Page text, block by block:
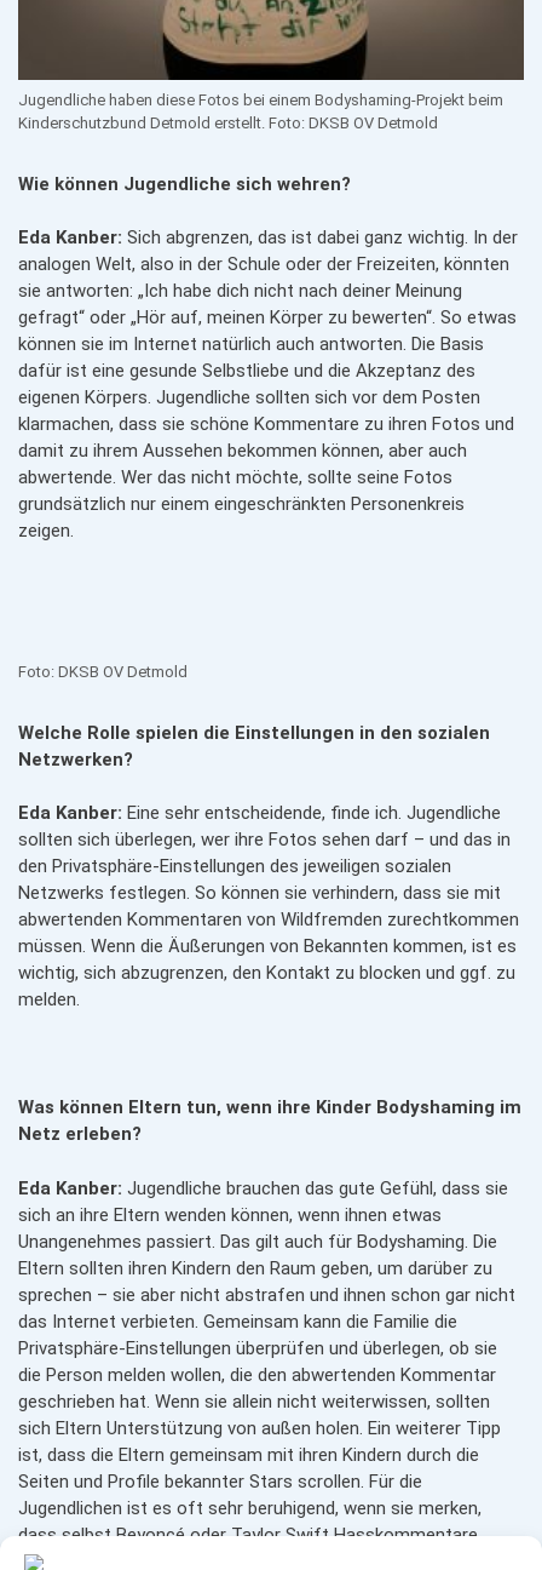
Jugendliche haben diese Fotos bei einem Bodyshaming-Projekt beim
Kinderschutzbund Detmold erstellt. Foto: DKSB OV Detmold
Wie können Jugendliche sich wehren?
Eda Kanber: Sich abgrenzen, das ist dabei ganz wichtig. In der
analogen Welt, also in der Schule oder der Freizeiten, könnten
sie antworten: „Ich habe dich nicht nach deiner Meinung
gefragt“ oder „Hör auf, meinen Körper zu bewerten“. So etwas
können sie im Internet natürlich auch antworten. Die Basis
dafür ist eine gesunde Selbstliebe und die Akzeptanz des
eigenen Körpers. Jugendliche sollten sich vor dem Posten
klarmachen, dass sie schöne Kommentare zu ihren Fotos und
damit zu ihrem Aussehen bekommen können, aber auch
abwertende. Wer das nicht möchte, sollte seine Fotos
grundsätzlich nur einem eingeschränkten Personenkreis
zeigen.
Foto: DKSB OV Detmold
Welche Rolle spielen die Einstellungen in den sozialen
Netzwerken?
Eda Kanber: Eine sehr entscheidende, finde ich. Jugendliche
sollten sich überlegen, wer ihre Fotos sehen darf – und das in
den Privatsphäre-Einstellungen des jeweiligen sozialen
Netzwerks festlegen. So können sie verhindern, dass sie mit
abwertenden Kommentaren von Wildfremden zurechtkommen
müssen. Wenn die Äußerungen von Bekannten kommen, ist es
wichtig, sich abzugrenzen, den Kontakt zu blocken und ggf. zu
melden.
Was können Eltern tun, wenn ihre Kinder Bodyshaming im
Netz erleben?
Eda Kanber: Jugendliche brauchen das gute Gefühl, dass sie
sich an ihre Eltern wenden können, wenn ihnen etwas
Unangenehmes passiert. Das gilt auch für Bodyshaming. Die
Eltern sollten ihren Kindern den Raum geben, um darüber zu
sprechen – sie aber nicht abstrafen und ihnen schon gar nicht
das Internet verbieten. Gemeinsam kann die Familie die
Privatsphäre-Einstellungen überprüfen und überlegen, ob sie
die Person melden wollen, die den abwertenden Kommentar
geschrieben hat. Wenn sie allein nicht weiterwissen, sollten
sich Eltern Unterstützung von außen holen. Ein weiterer Tipp
ist, dass die Eltern gemeinsam mit ihren Kindern durch die
Seiten und Profile bekannter Stars scrollen. Für die
Jugendlichen ist es oft sehr beruhigend, wenn sie merken,
dass selbst Beyoncé oder Taylor Swift Hasskommentare
bekommen. Egal, wie man aussieht: Es gibt einfach Menschen,